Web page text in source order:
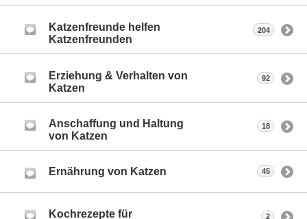
Katzenfreunde helfen
Katzenfreunden
204
Erziehung & Verhalten von
Katzen
92
Anschaffung und Haltung
von Katzen
18
Ernährung von Katzen 45
Kochrezepte für
2